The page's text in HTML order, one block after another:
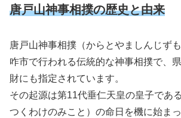
唐戸山神事相撲の歴史と由来
唐戸山神事相撲（からとやましんじず
咋市で行われる伝統的な神事相撲で、
財にも指定されています。
その起源は第11代垂仁天皇の皇子であ
つくわけのみこと）の命日を機に始ま